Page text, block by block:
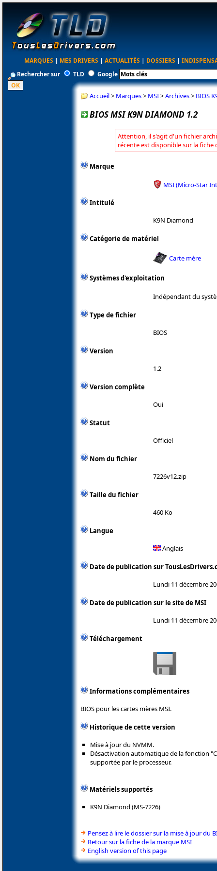
MARQUES | MES DRIVERS | ACTUALITÉS | DOSSIERS |
Rechercher sur
TLD Google
Accueil> Marques> MSI>Archives> BIOS
BIOS MSI K9N DIAMOND 1.2
Attention, il s'agit d'un fichier
récente est disponible sur la fiche
Marque
MSI (Micro-Star
Intitulé
K9N Diamond
Catégorie de matériel
Carte mère
Systèmes d'exploitation
Indépendant du
Type de fichier
BIOS
Version
1.2
Version complète
Oui
Statut
Officiel
Nom du fichier
7226v12.zip
Taille du fichier
460 Ko
Langue
Anglais
Date de publication sur
Lundi 11 décembre
Date de publication sur le site de MSI
Lundi 11 décembre
Téléchargement
Informations complémentaires
BIOS pour les cartes mères MSI.
Historique de cette version
Mise à jour du NVMM.
Désactivation automatique de la fonction
supportée par le processeur.
Matériels supportés
K9N Diamond (MS-7226)
Pensez à lire le dossier sur la mise à jour du
Retour sur la fiche de la marque MSI
English version of this page